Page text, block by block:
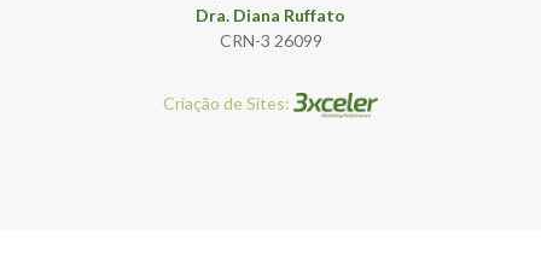
Dra. Diana Ruffato
CRN-3 26099
Criação de Sites: